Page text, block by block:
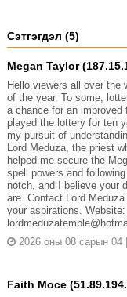
Сэтгэгдэл (5)
Megan Taylor
Hello viewers all over the
of the year. To some,
a chance for an improved
played the lottery for ten
my pursuit of
Lord Meduza, the priest
helped me secure the
spell powers and
notch, and I believe your
are. Contact Lord
your aspirations.
2026 оны 08 сарын 04
Faith Moce